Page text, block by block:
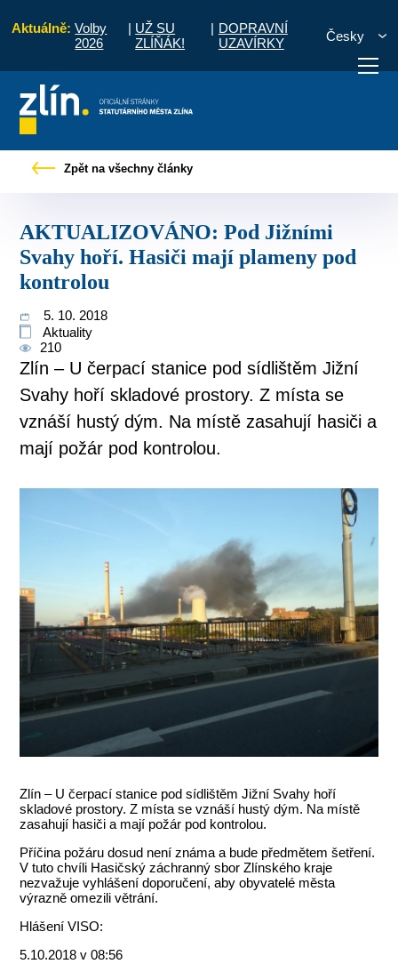
Aktuálně: Volby
2026
| UŽ SU
ZLÍŇÁK!
| DOPRAVNÍ
UZAVÍRKY
Česky
vyřídit Potřebuji zaplatit
Zpět na všechny články
AKTUALIZOVÁNO: Pod Jižními
Svahy hoří. Hasiči mají plameny pod
kontrolou
5. 10. 2018
Aktuality
210
Zlín – U čerpací stanice pod sídlištěm Jižní
Svahy hoří skladové prostory. Z místa se
vznáší hustý dým. Na místě zasahují hasiči a
mají požár pod kontrolou.
Zlín – U čerpací stanice pod sídlištěm Jižní Svahy hoří
skladové prostory. Z místa se vznáší hustý dým. Na místě
zasahují hasiči a mají požár pod kontrolou.
Příčina požáru dosud není známa a bude předmětem šetření.
V tuto chvíli Hasičský záchranný sbor Zlínského kraje
nezvažuje vyhlášení doporučení, aby obyvatelé města
výrazně omezili větrání.
Hlášení VISO:
5.10.2018 v 08:56